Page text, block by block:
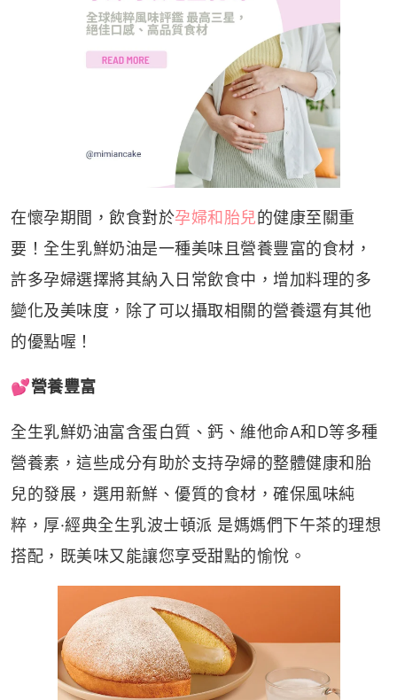
在懷孕期間，飲食對於孕婦和胎兒的健康至關重
要！全生乳鮮奶油是一種美味且營養豐富的食材，
許多孕婦選擇將其納入日常飲食中，增加料理的多
變化及美味度，除了可以攝取相關的營養還有其他
的優點喔！
💕營養豐富
全生乳鮮奶油富含蛋白質、鈣、維他命A和 D等多種
營養素，這些成分有助於支持孕婦的整體健康和胎
兒的發展，選用新鮮、優質的食材，確保風味純
粹，厚·經典全生乳波士頓派 是媽媽們下午茶的理想
搭配，既美味又能讓您享受甜點的愉悅。